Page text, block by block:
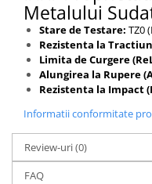
Metalului
Stare de Testare: TZ0
Rezistenta la
Limita de Curgere
Alungirea la Rupere
Rezistenta la Impact
Informatii conformitate
Review-uri(0)
FAQ